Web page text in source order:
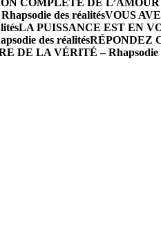
COMPLÈTE DE L’AMOUR
des réalitésVOUS
LA PUISSANCE EST EN
des réalitésRÉPONDEZ
DE LA VÉRITÉ – Rhapsodie